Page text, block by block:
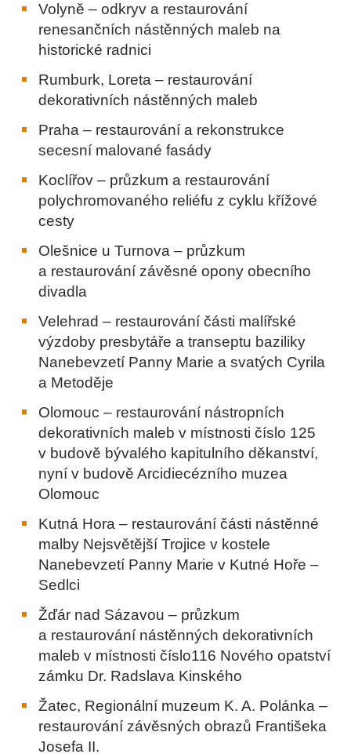
Volyně – odkryv a restaurování
renesančních nástěnných maleb na
historické radnici
Rumburk, Loreta – restaurování
dekorativních nástěnných maleb
Praha – restaurování a rekonstrukce
secesní malované fasády
Koclířov – průzkum a restaurování
polychromovaného reliéfu z cyklu křížové
cesty
Olešnice u Turnova – průzkum
a restaurování závěsné opony obecního
divadla
Velehrad – restaurování části malířské
výzdoby presbytáře a transeptu baziliky
Nanebevzetí Panny Marie a svatých Cyrila
a Metoděje
Olomouc – restaurování nástropních
dekorativních maleb v místnosti číslo 125
v budově bývalého kapitulního děkanství,
nyní v budově Arcidiecézního muzea
Olomouc
Kutná Hora – restaurování části nástěnné
malby Nejsvětější Trojice v kostele
Nanebevzetí Panny Marie v Kutné Hoře –
Sedlci
Žďár nad Sázavou – průzkum
a restaurování nástěnných dekorativních
maleb v místnosti číslo116 Nového opatství
zámku Dr. Radslava Kinského
Žatec, Regionální muzeum K. A. Polánka –
restaurování závěsných obrazů Františeka
Josefa II.